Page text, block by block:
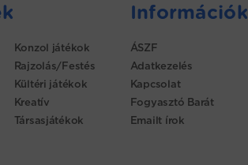
Konzol játékok
Rajzolás/Festés
Kültéri játékok
Kreatív
Társasjátékok
Információk
ÁSZF
Adatkezelés
Kapcsolat
Fogyasztó Barát
Emailt írok